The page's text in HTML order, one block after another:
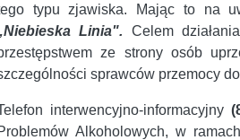
typu zjawiska. Mając to na
Linia". Celem
ze strony osób
sprawców przemocy
interwencyjno-informacyjny
Alkoholowych, w